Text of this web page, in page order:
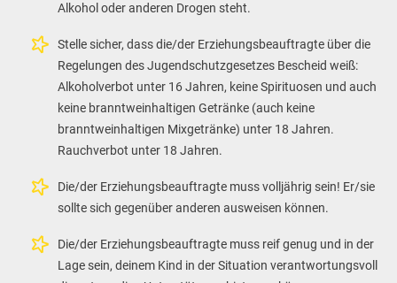
Alkohol oder anderen Drogen steht.
Stelle sicher, dass die/der Erziehungsbeauftragte über die
Regelungen des Jugendschutzgesetzes Bescheid weiß:
Alkoholverbot unter 16 Jahren, keine Spirituosen und auch
keine branntweinhaltigen Getränke (auch keine
branntweinhaltigen Mixgetränke) unter 18 Jahren.
Rauchverbot unter 18 Jahren.
Die/der Erziehungsbeauftragte muss volljährig sein! Er/sie
sollte sich gegenüber anderen ausweisen können.
Die/der Erziehungsbeauftragte muss reif genug und in der
Lage sein, deinem Kind in der Situation verantwortungsvoll